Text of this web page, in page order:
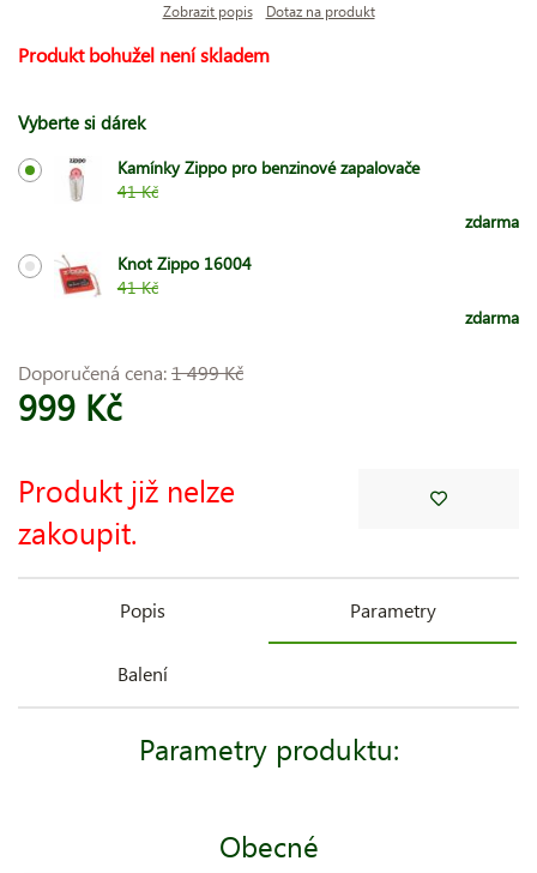
Zobrazit popis Dotaz na produkt
Produkt bohužel není skladem
Vyberte si dárek
Kamínky Zippo pro benzinové zapalovače
41 Kč
zdarma
Knot Zippo 16004
41 Kč
zdarma
Doporučená cena:1 499 Kč
999 Kč
Produkt již nelze
zakoupit.
Popis Parametry
Balení
Parametry produktu:
Obecné